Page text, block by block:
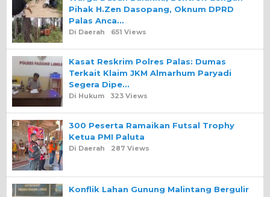
Pihak H.Zen Dasopang, Oknum DPRD
Palas Anca…
Di Daerah 651 Views
Kasat Reskrim Polres Palas: Dumas
Terkait Klaim JKM Almarhum Paryadi
Segera Dipe…
Di Hukum 323 Views
300 Peserta Ramaikan Futsal Trophy
Ketua PMI Paluta
Di Daerah 287 Views
Konflik Lahan Gunung Malintang Bergulir